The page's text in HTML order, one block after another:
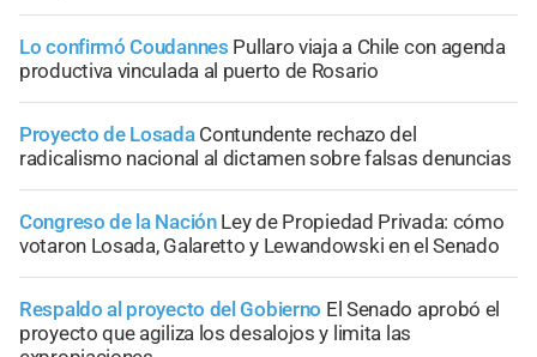
Lo confirmó Coudannes Pullaro viaja a Chile con agenda
productiva vinculada al puerto de Rosario
Proyecto de Losada Contundente rechazo del
radicalismo nacional al dictamen sobre falsas denuncias
Congreso de la Nación Ley de Propiedad Privada: cómo
votaron Losada, Galaretto y Lewandowski en el Senado
Respaldo al proyecto del Gobierno El Senado aprobó el
proyecto que agiliza los desalojos y limita las